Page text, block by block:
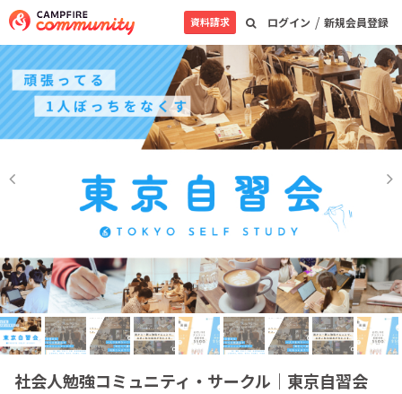
ログイン / 新規会員登録
資料請求
社会人勉強コミュニティ・サークル｜東京自習会